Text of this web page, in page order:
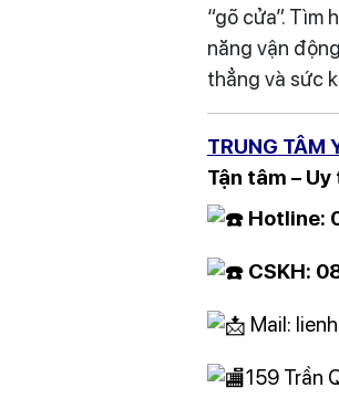
“gõ cửa”.
năng vận
thẳng và sức
TRUNG TÂM
Tận tâm –
Hotline:
CSKH:
Mail:
159 Trần